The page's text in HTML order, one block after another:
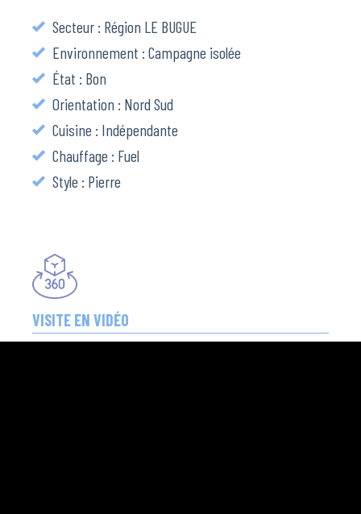
Secteur : Région LE BUGUE
Environnement : Campagne isolée
État : Bon
Orientation : Nord Sud
Cuisine : Indépendante
Chauffage : Fuel
Style : Pierre
VISITE EN VIDÉO